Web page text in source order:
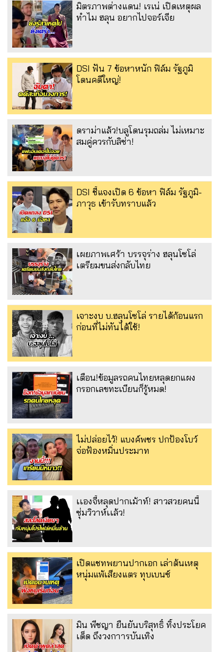
มิตรภาพต่างแดน! เรเน่ เปิดเหตุผล
ทำไม ฮลุน อยากไปจอร์เจีย
DSI ฟัน 7 ข้อหาหนัก ฟิล์ม รัฐภูมิ
โดนคดีใหญ่!
ดราม่าแล้ว!บลูโดนรุมถล่ม ไม่เหมาะ
สมคู่ควรกับลิซ่า!
DSI ชี้แจงเปิด 6 ข้อหา ฟิล์ม รัฐภูมิ-
ภาวุธ เข้ารับทราบแล้ว
เผยภาพเศร้า บรรจุร่าง ฮลุนโซโล่
เตรียมขนส่งกลับไทย
เจาะงบ บ.ฮลุนโซโล่ รายได้ก้อนแรก
ก่อนที่ไม่ทันได้ใช้!
เตือน!ข้อมูลรถคนไทยหลุดยกแผง
กรอกเลขทะเบียนก็รู้หมด!
ไม่ปล่อยไว้! แบงค์พชร ปกป้องโบว์
จ่อฟ้องหมิ่นประมาท
เเองจี้หลุดปากเม้าท์! สาวสวยคนนี้
ซุ่มวิวาห์เเล้ว!
เปิดแชทพยานปากเอก เล่าต้นเหตุ
หนุ่มแพ้เสียงแตร ทุบเบนซ์
มิน พีชญา ยืนยันบริสุทธิ์ ทิ้งประโยค
เด็ด ถึงวงกาารบันเทิง